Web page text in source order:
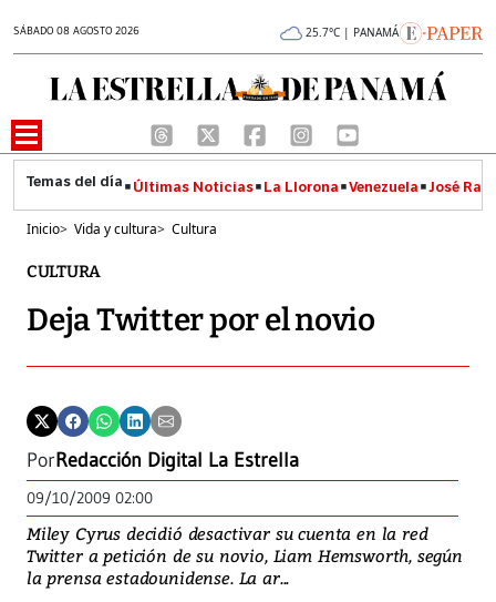
SÁBADO 08 AGOSTO 2026 25.7°C | PANAMÁ
Últimas Noticias La Llorona Venezuela José
Inicio> Vida y cultura> Cultura
CULTURA
Deja Twitter por el novio
PorRedacción Digital La Estrella
09/10/2009 02:00
Miley Cyrus decidió desactivar su cuenta en la red
Twitter a petición de su novio, Liam Hemsworth, según
la prensa estadounidense. La ar...